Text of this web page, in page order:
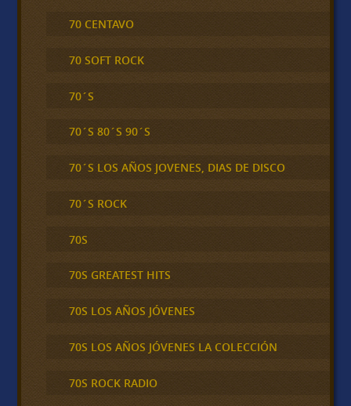
70 CENTAVO
70 SOFT ROCK
70´S
70´S 80´S 90´S
70´S LOS AÑOS JOVENES, DIAS DE DISCO
70´S ROCK
70S
70S GREATEST HITS
70S LOS AÑOS JÓVENES
70S LOS AÑOS JÓVENES LA COLECCIÓN
70S ROCK RADIO